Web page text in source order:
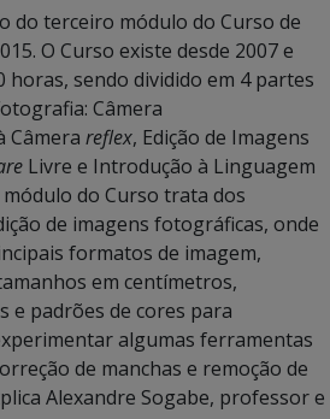
do terceiro módulo do Curso de
O Curso existe desde 2007 e
horas, sendo dividido em 4 partes
Câmera
Câmera reflex, Edição de Imagens
Livre e Introdução à Linguagem
do Curso trata dos
de imagens fotográficas, onde
formatos de imagem,
em centímetros,
e padrões de cores para
algumas ferramentas
de manchas e remoção de
Alexandre Sogabe, professor e